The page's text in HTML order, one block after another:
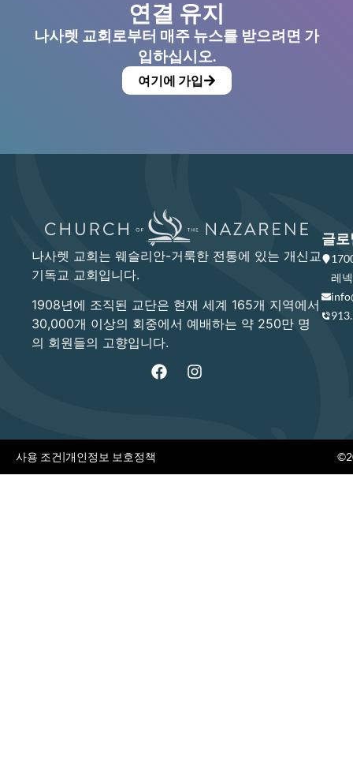
연결 유지
나사렛 교회로부터 매주 뉴스를 받으려면 가
입하십시오.
여기에 가입
나사렛 교회는 웨슬리안-거룩한 전통에 있는 개신교
기독교 교회입니다.
1908년에 조직된 교단은 현재 세계 165개 지역에서
30,000개 이상의 회중에서 예배하는 약 250만 명
의 회원들의 고향입니다.
글로
레
사용 조건|개인정보 보호정책